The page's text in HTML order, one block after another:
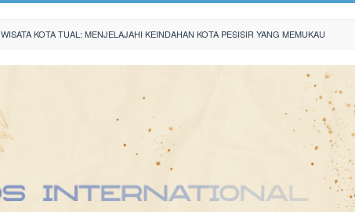
WISATA KOTA TUAL: MENJELAJAHI KEINDAHAN KOTA PESISIR YANG MEMUKAU